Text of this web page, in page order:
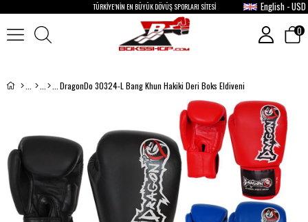
TÜRKİYE’NİN EN BÜYÜK DÖVÜŞ SPORLARI SİTESİ English - USD
0
DragonDo 30324-L Bang Khun Hakiki Deri Boks Eldiveni